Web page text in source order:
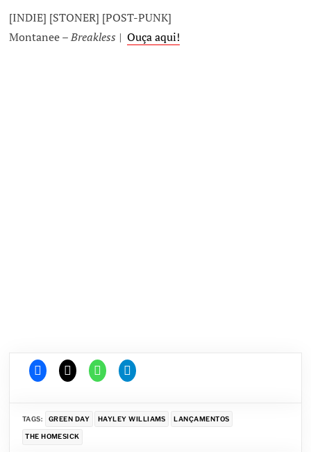
[INDIE] [STONER] [POST-PUNK]
Montanee –Breakless |Ouça aqui!
TAGS: GREEN DAY HAYLEY WILLIAMS LANÇAMENTOS
THE HOMESICK